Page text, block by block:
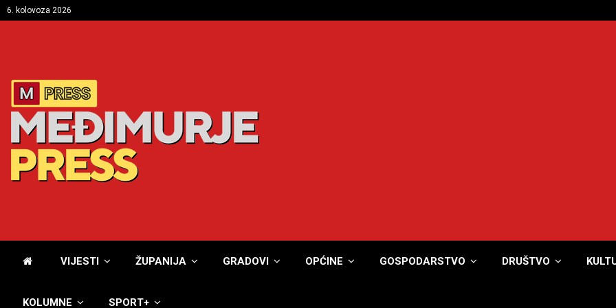
6. kolovoza 2026
VIJESTI ŽUPANIJA GRADOVI OPĆINE GOSPODARSTVO DRUŠTVO
KOLUMNE SPORT+